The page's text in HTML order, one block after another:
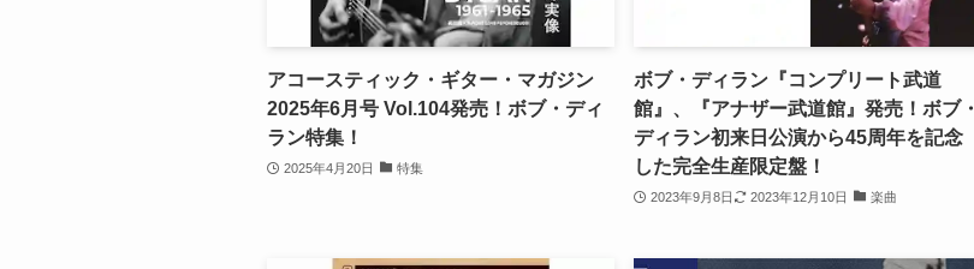
アコースティック・ギター・マガジン
2025年6月号 Vol.104発売！ボブ・ディ
ラン特集！
2025年4月20日 特集
ボブ・ディラン『コンプリート武道
館』、『アナザー武道館』発売！ボブ・
ディラン初来日公演から45周年を記念
した完全生産限定盤！
2023年9月8日 2023年12月10日 楽曲